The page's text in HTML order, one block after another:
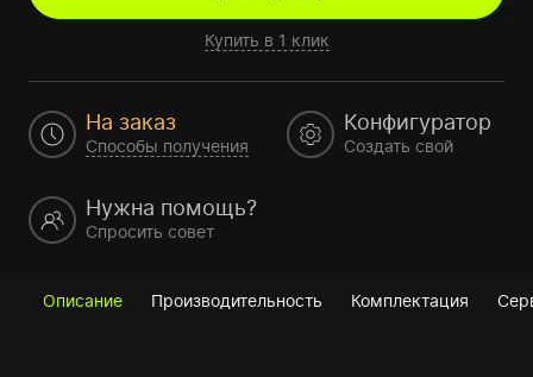
Купить в 1 клик
На заказ
Способы получения
Конфигуратор
Создать свой
Нужна помощь?
Спросить совет
Описание Производительность Комплектация